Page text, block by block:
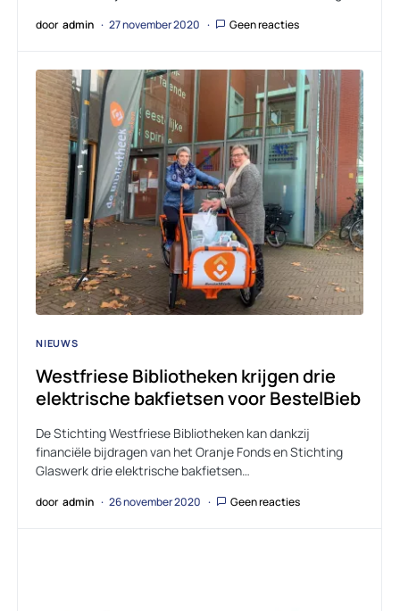
door admin 27 november 2020 Geen reacties
NIEUWS
Westfriese Bibliotheken krijgen drie
elektrische bakfietsen voor BestelBieb
De Stichting Westfriese Bibliotheken kan dankzij
financiële bijdragen van het Oranje Fonds en Stichting
Glaswerk drie elektrische bakfietsen…
door admin 26 november 2020 Geen reacties